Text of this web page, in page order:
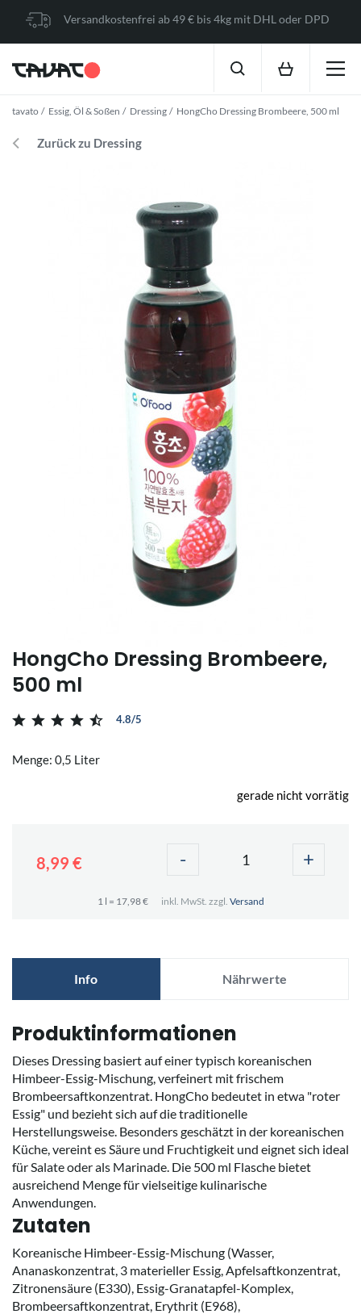
Versandkostenfrei ab 49 € bis 4kg mit DHL oder DPD
tavato Essig, Öl & Soßen Dressing HongCho Dressing Brombeere, 500 ml
Zurück zu Dressing
HongCho Dressing Brombeere,
500 ml
4.8/5
Menge: 0,5 Liter
gerade nicht vorrätig
8,99 € - +
1 l = 17,98 € inkl. MwSt. zzgl. Versand
Info Nährwerte
Produktinformationen
Dieses Dressing basiert auf einer typisch koreanischen
Himbeer-Essig-Mischung, verfeinert mit frischem
Brombeersaftkonzentrat. HongCho bedeutet in etwa "roter
Essig" und bezieht sich auf die traditionelle
Herstellungsweise. Besonders geschätzt in der koreanischen
Küche, vereint es Säure und Fruchtigkeit und eignet sich ideal
für Salate oder als Marinade. Die 500 ml Flasche bietet
ausreichend Menge für vielseitige kulinarische
Anwendungen.
Zutaten
Koreanische Himbeer-Essig-Mischung (Wasser,
Ananaskonzentrat, 3 materieller Essig, Apfelsaftkonzentrat,
Zitronensäure (E330), Essig-Granatapfel-Komplex,
Brombeersaftkonzentrat, Erythrit (E968),